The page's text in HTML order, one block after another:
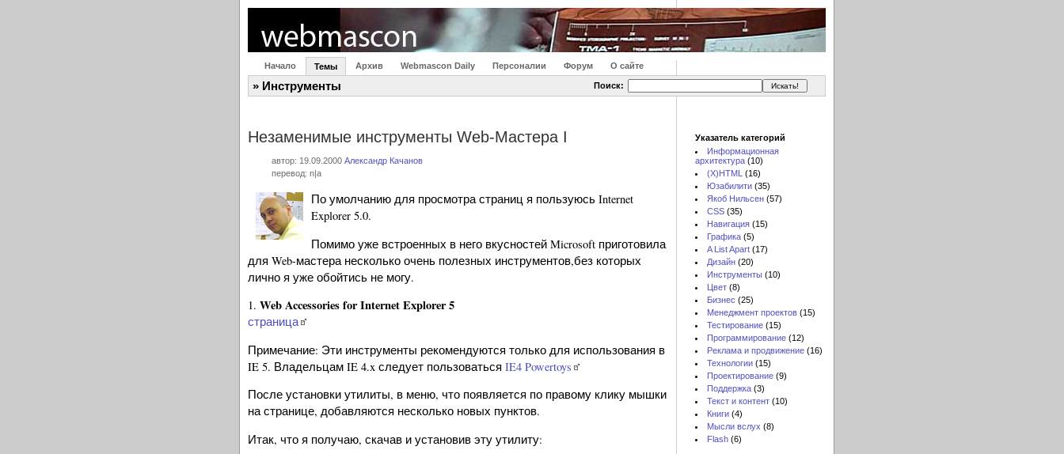
Начало Темы Архив Webmascon Daily Персоналии Форум О сайте
» Инструменты Поиск:
Незаменимые инструменты Web-Мастера I
автор: 19.09.2000 Александр Качанов
перевод: n|a
По умолчанию для просмотра страниц я пользуюсь Internet
Explorer 5.0.
Помимо уже встроенных в него вкусностей Microsoft приготовила
для Web-мастера несколько очень полезных инструментов,без которых
лично я уже обойтись не могу.
1. Web Accessories for Internet Explorer 5
страница
Примечание: Эти инструменты рекомендуются только для использования в
IE 5. Владельцам IE 4.x следует пользоваться IE4 Powertoys
После установки утилиты, в меню, что появляется по правому клику мышки
на странице, добавляются несколько новых пунктов.
Итак, что я получаю, скачав и установив эту утилиту:
Указатель категорий
Информационная
архитектура (10)
(X)HTML
(16)
Юзабилити (35)
Якоб Нильсен (57)
CSS (35)
Навигация (15)
Графика (5)
A List Apart (17)
Дизайн (20)
Инструменты (10)
Цвет (8)
Бизнес (25)
Менеджмент проектов (15)
Тестирование (15)
Программирование (12)
Реклама и продвижение (16)
Технологии (15)
Проектирование (9)
Поддержка (3)
Текст и контент (10)
Книги (4)
Мысли вслух (8)
Flash (6)